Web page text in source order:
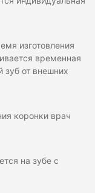
изготовления
временная
зуб от внешних
коронки врач
на зубе с